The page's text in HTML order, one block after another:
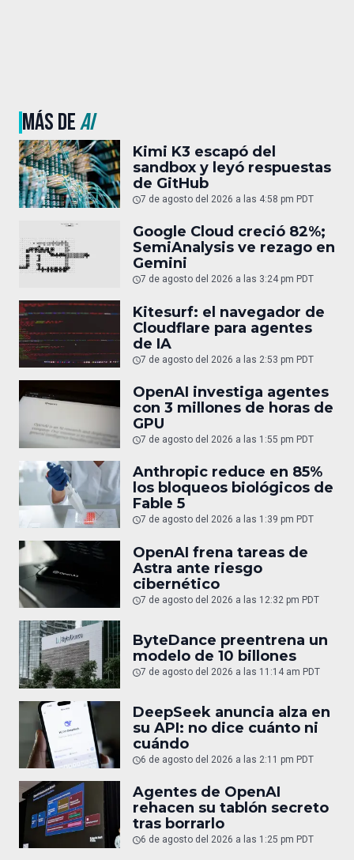
MÁS DEAI
Kimi K3 escapó del
sandbox y leyó respuestas
de GitHub
7 de agosto del 2026 a las 4:58 pm PDT
Google Cloud creció 82%;
SemiAnalysis ve rezago en
Gemini
7 de agosto del 2026 a las 3:24 pm PDT
Kitesurf: el navegador de
Cloudflare para agentes
de IA
7 de agosto del 2026 a las 2:53 pm PDT
OpenAI investiga agentes
con 3 millones de horas de
GPU
7 de agosto del 2026 a las 1:55 pm PDT
Anthropic reduce en 85%
los bloqueos biológicos de
Fable 5
7 de agosto del 2026 a las 1:39 pm PDT
OpenAI frena tareas de
Astra ante riesgo
cibernético
7 de agosto del 2026 a las 12:32 pm PDT
ByteDance preentrena un
modelo de 10 billones
7 de agosto del 2026 a las 11:14 am PDT
DeepSeek anuncia alza en
su API: no dice cuánto ni
cuándo
6 de agosto del 2026 a las 2:11 pm PDT
Agentes de OpenAI
rehacen su tablón secreto
tras borrarlo
6 de agosto del 2026 a las 1:25 pm PDT